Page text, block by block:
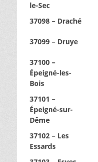
le-Sec
37098 – Draché
37099 – Druye
37100 –
Épeigné-les-
Bois
37101 –
Épeigné-sur-
Dême
37102 – Les
Essards